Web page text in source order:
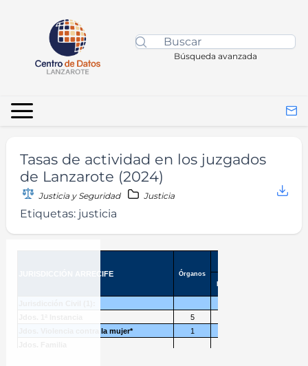
Búsqueda avanzada
Tasas de actividad en los juzgados
de Lanzarote (2024)
Justicia y Seguridad Justicia
Etiquetas: justicia